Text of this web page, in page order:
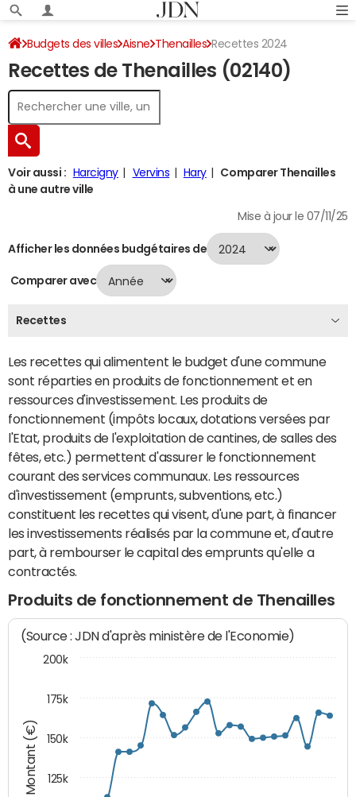
Budgets des villes Aisne Thenailles Recettes 2024
Recettes de Thenailles (02140)
Voir aussi : Harcigny Vervins Hary
Comparer Thenailles
à une autre ville
Mise à jour le 07/11/25
Afficher les données budgétaires de
Comparer avec
Recettes
Les recettes qui alimentent le budget d'une commune
sont réparties en produits de fonctionnement et en
ressources d'investissement. Les produits de
fonctionnement (impôts locaux, dotations versées par
l'Etat, produits de l'exploitation de cantines, de salles des
fêtes, etc.) permettent d'assurer le fonctionnement
courant des services communaux. Les ressources
d'investissement (emprunts, subventions, etc.)
constituent les recettes qui visent, d'une part, à financer
les investissements réalisés par la commune et, d'autre
part, à rembourser le capital des emprunts qu'elle a
contractés.
Produits de fonctionnement de Thenailles
Montant (€)
(Source : JDN d'après ministère de l'Economie)
125k
150k
175k
200k